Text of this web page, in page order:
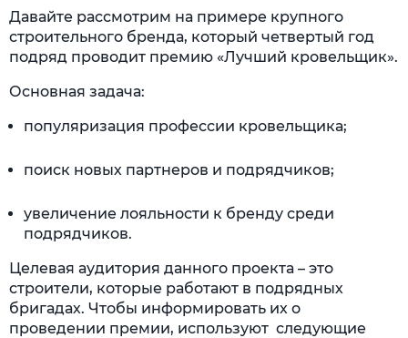
Давайте рассмотрим на примере крупного
строительного бренда, который четвертый год
подряд проводит премию «Лучший кровельщик».
Основная задача:
популяризация профессии кровельщика;
поиск новых партнеров и подрядчиков;
увеличение лояльности к бренду среди
подрядчиков.
Целевая аудитория данного проекта – это
строители, которые работают в подрядных
бригадах. Чтобы информировать их о
проведении премии, используют следующие